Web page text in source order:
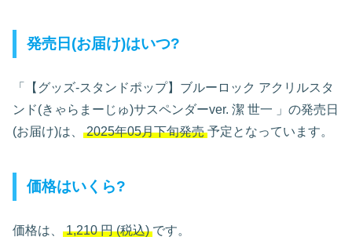
発売日(お届け)はいつ?
「【グッズ-スタンドポップ】ブルーロック アクリルスタ
ンド(きゃらまーじゅ)サスペンダーver. 潔 世一 」の発売日
(お届け)は、 2025年05月下旬発売 予定となっています。
価格はいくら?
価格は、 1,210円(税込) です。